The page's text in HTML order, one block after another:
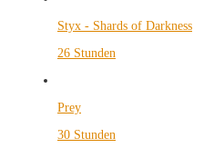
Styx - Shards of Darkness
26 Stunden
Prey
30 Stunden